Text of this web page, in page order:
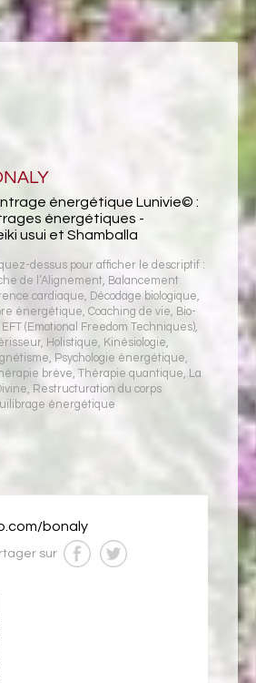
énergétique Lunivie© :
énergétiques -
usui et Shamballa
dessus pour afficher le descriptif :
de l’Alignement, Balancement
cardiaque, Décodage biologique,
énergétique, Coaching de vie, Bio-
EFT (Emotional Freedom Techniques),
, Holistique, Kinésiologie,
, Psychologie énergétique,
brève, Thérapie quantique, La
, Restructuration du corps
énergétique
bonaly
sur